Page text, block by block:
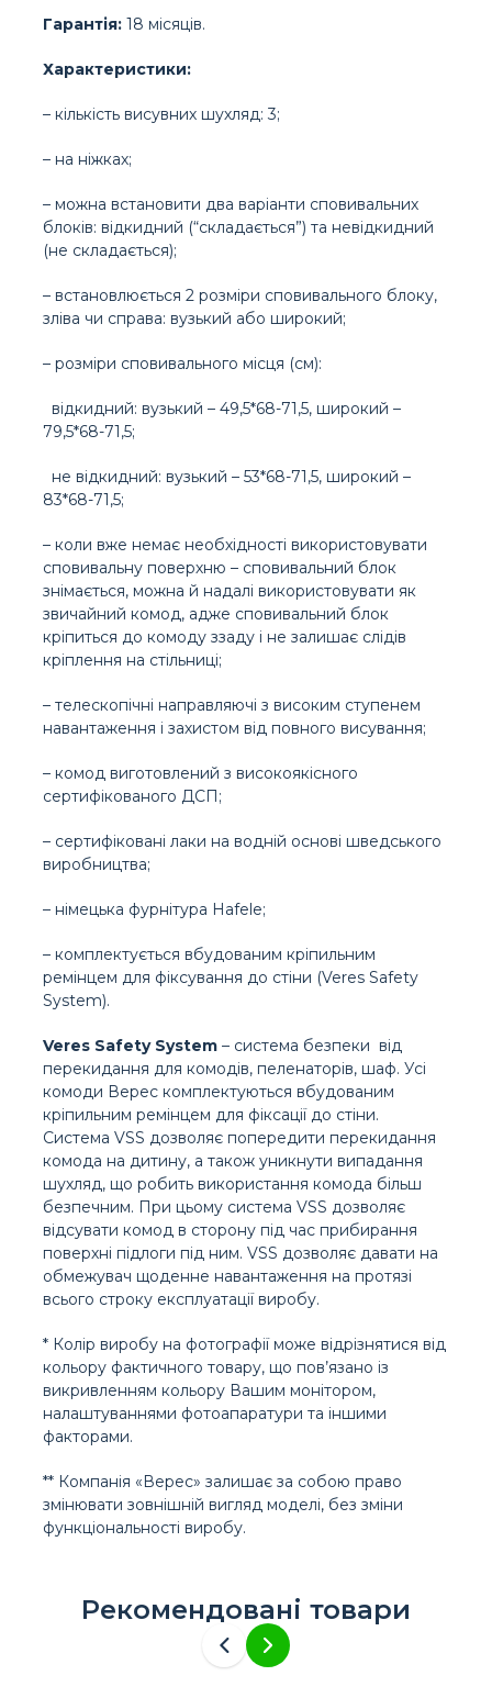
Гарантія: 18 місяців.
Характеристики:
– кількість висувних шухляд: 3;
– на ніжках;
– можна встановити два варіанти сповивальних
блоків: відкидний (“складається”) та невідкидний
(не складається);
– встановлюється 2 розміри сповивального блоку,
зліва чи справа: вузький або широкий;
– розміри сповивального місця (см):
відкидний: вузький – 49,5*68-71,5, широкий –
79,5*68-71,5;
не відкидний: вузький – 53*68-71,5, широкий –
83*68-71,5;
– коли вже немає необхідності використовувати
сповивальну поверхню – сповивальний блок
знімається, можна й надалі використовувати як
звичайний комод, адже сповивальний блок
кріпиться до комоду ззаду і не залишає слідів
кріплення на стільниці;
– телескопічні направляючі з високим ступенем
навантаження і захистом від повного висування;
– комод виготовлений з високоякісного
сертифікованого ДСП;
– сертифіковані лаки на водній основі шведського
виробництва;
– німецька фурнітура Hafele;
– комплектується вбудованим кріпильним
ремінцем для фіксування до стіни (Veres Safety
System).
Veres Safety System – система безпеки від
перекидання для комодів, пеленаторів, шаф. Усі
комоди Верес комплектуються вбудованим
кріпильним ремінцем для фіксації до стіни.
Система VSS дозволяє попередити перекидання
комода на дитину, а також уникнути випадання
шухляд, що робить використання комода більш
безпечним. При цьому система VSS дозволяє
відсувати комод в сторону під час прибирання
поверхні підлоги під ним. VSS дозволяє давати на
обмежувач щоденне навантаження на протязі
всього строку експлуатації виробу.
* Колір виробу на фотографії може відрізнятися від
кольору фактичного товару, що пов’язано із
викривленням кольору Вашим монітором,
налаштуваннями фотоапаратури та іншими
факторами.
** Компанія «Верес» залишає за собою право
змінювати зовнішній вигляд моделі, без зміни
функціональності виробу.
Рекомендовані товари